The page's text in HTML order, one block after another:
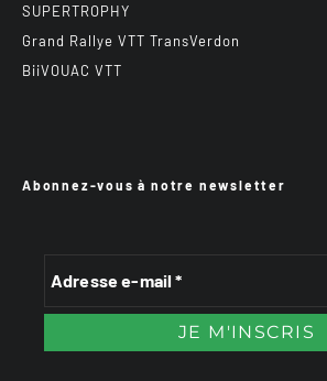
SUPERTROPHY
Grand Rallye VTT TransVerdon
BiiVOUAC VTT
Abonnez-vous à notre newsletter